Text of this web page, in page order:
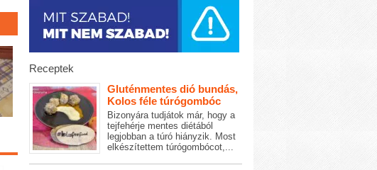
Receptek
Gluténmentes dió bundás,
Kolos féle túrógombóc
Bizonyára tudjátok már, hogy a
tejfehérje mentes diétából
legjobban a túró hiányzik. Most
elkészítettem túrógombócot,...